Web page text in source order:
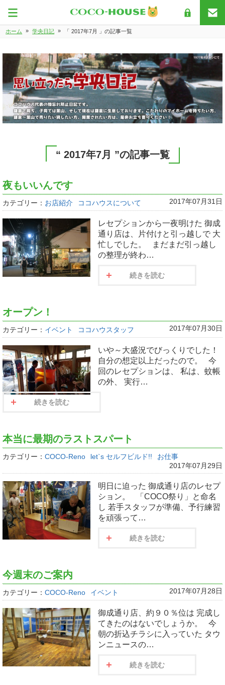
ホーム » 学央日記 » 「 2017年7月 」の記事一覧
“ 2017年7月 ”の記事一覧
夜もいいんです
カテゴリー： お店紹介 ココハウスについて 2017年07月31日
レセプションから一夜明けた 御成
通り店は、片付けと引っ越しで 大
忙しでした。 まだまだ引っ越し
の整理が終わ…
続きを読む
オープン！
カテゴリー： イベント ココハウスタッフ 2017年07月30日
いや～大盛況でびっくりでした！
自分の想定以上だったので。 今
回のレセプションは、 私は、蚊帳
の外、 実行…
続きを読む
本当に最期のラストスパート
カテゴリー： COCO-Reno let`s セルフビルド!!
お仕事
2017年07月29日
明日に迫った 御成通り店のレセプ
ション。 「COCO祭り」と命名
し 若手スタッフが準備、予行練習
を頑張って…
続きを読む
今週末のご案内
カテゴリー： COCO-Reno イベント 2017年07月28日
御成通り店、約９０％位は 完成し
てきたのはないでしょうか。 今
朝の折込チラシに入っていた タウ
ンニュースの…
続きを読む